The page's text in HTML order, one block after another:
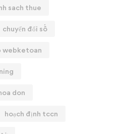
sach thue
chuyển đổi số
webketoan
don
hoạch định tccn